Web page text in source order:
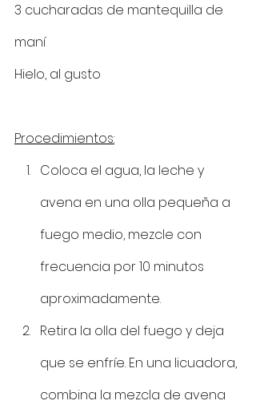
3 cucharadas de mantequilla de
maní
Hielo, al gusto
Procedimientos:
Coloca el agua, la leche y
avena en una olla pequeña a
fuego medio, mezcle con
frecuencia por 10 minutos
aproximadamente.
Retira la olla del fuego y deja
que se enfríe. En una licuadora,
combina la mezcla de avena